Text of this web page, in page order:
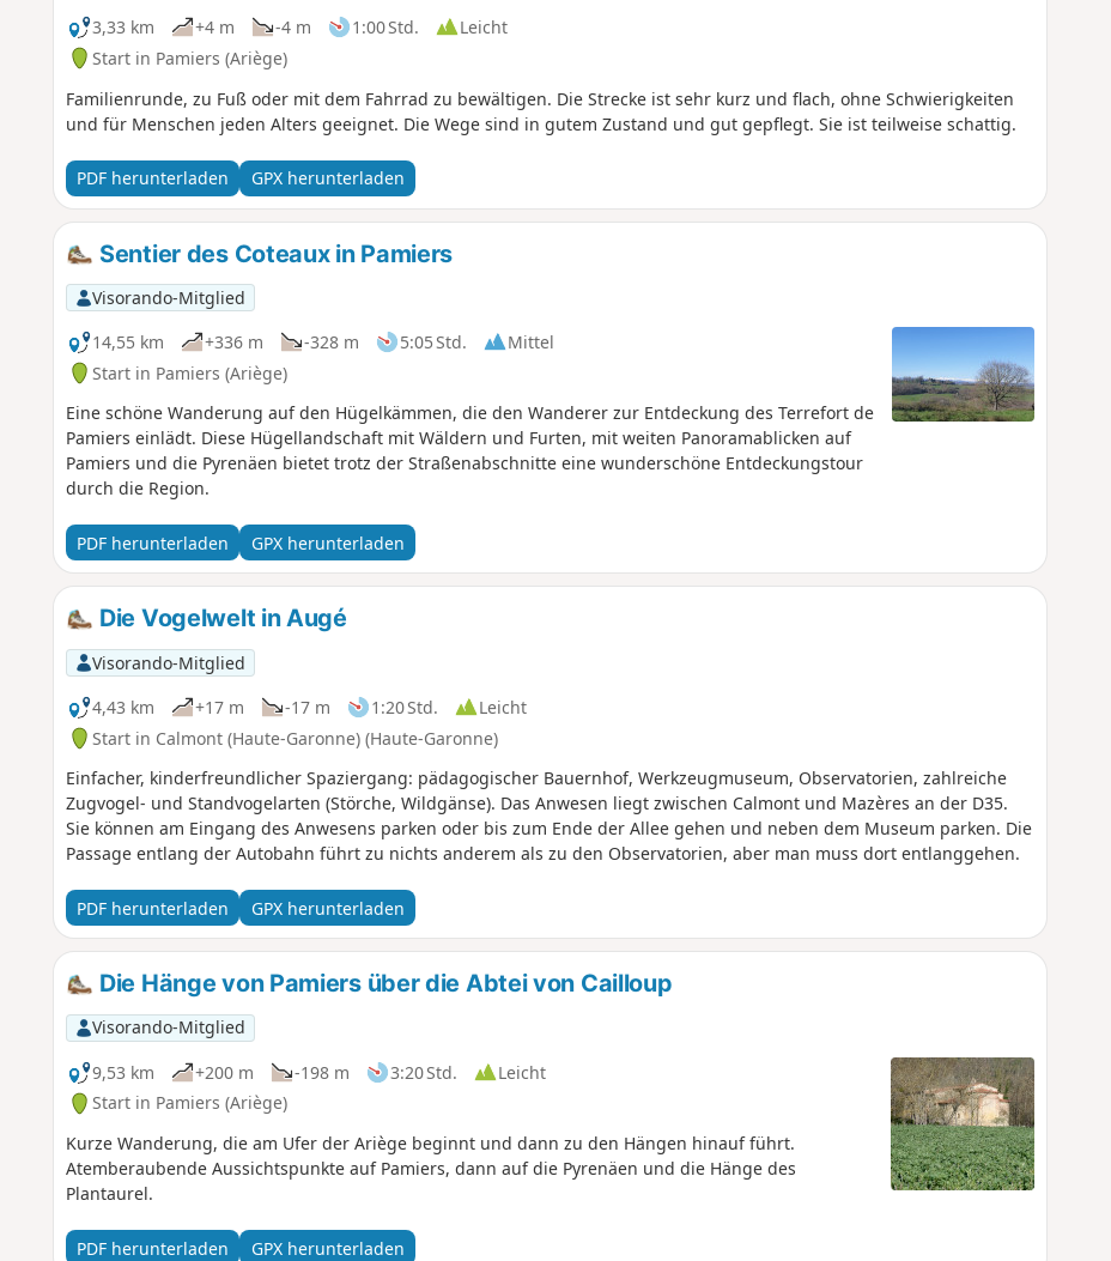
3,33 km
+4 m -4 m 1:00 Std.
Leicht
Start in Pamiers (Ariège)
Familienrunde, zu Fuß oder mit dem Fahrrad zu bewältigen. Die Strecke ist sehr kurz und flach, ohne Schwierigkeiten
und für Menschen jeden Alters geeignet. Die Wege sind in gutem Zustand und gut gepflegt. Sie ist teilweise schattig.
PDF herunterladen GPX herunterladen
Sentier des Coteaux in Pamiers
Visorando-Mitglied
14,55 km
+336 m -328 m 5:05 Std.
Mittel
Start in Pamiers (Ariège)
Eine schöne Wanderung auf den Hügelkämmen, die den Wanderer zur Entdeckung des Terrefort de
Pamiers einlädt. Diese Hügellandschaft mit Wäldern und Furten, mit weiten Panoramablicken auf
Pamiers und die Pyrenäen bietet trotz der Straßenabschnitte eine wunderschöne Entdeckungstour
durch die Region.
PDF herunterladen GPX herunterladen
Die Vogelwelt in Augé
Visorando-Mitglied
4,43 km
+17 m -17 m 1:20 Std.
Leicht
Start in Calmont (Haute-Garonne) (Haute-Garonne)
Einfacher, kinderfreundlicher Spaziergang: pädagogischer Bauernhof, Werkzeugmuseum, Observatorien, zahlreiche
Zugvogel- und Standvogelarten (Störche, Wildgänse). Das Anwesen liegt zwischen Calmont und Mazères an der D35.
Sie können am Eingang des Anwesens parken oder bis zum Ende der Allee gehen und neben dem Museum parken. Die
Passage entlang der Autobahn führt zu nichts anderem als zu den Observatorien, aber man muss dort entlanggehen.
PDF herunterladen GPX herunterladen
Die Hänge von Pamiers über die Abtei von Cailloup
Visorando-Mitglied
9,53 km
+200 m -198 m 3:20 Std.
Leicht
Start in Pamiers (Ariège)
Kurze Wanderung, die am Ufer der Ariège beginnt und dann zu den Hängen hinauf führt.
Atemberaubende Aussichtspunkte auf Pamiers, dann auf die Pyrenäen und die Hänge des
Plantaurel.
PDF herunterladen GPX herunterladen